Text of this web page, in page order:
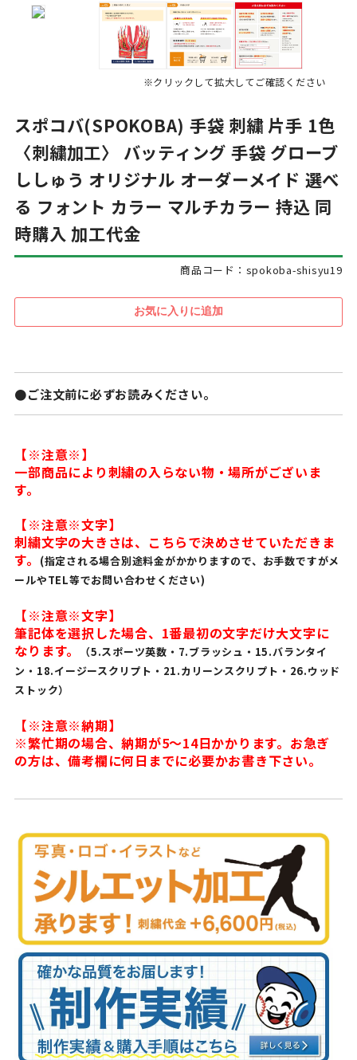
※クリックして拡大してご確認ください
スポコバ(SPOKOBA) 手袋 刺繍 片手 1色
〈刺繍加工〉 バッティング 手袋 グローブ
ししゅう オリジナル オーダーメイド 選べ
る フォント カラー マルチカラー 持込 同
時購入 加工代金
商品コード：spokoba-shisyu19
●ご注文前に必ずお読みください。
【※注意※】
一部商品により刺繍の入らない物・場所がございま
す。
【※注意※文字】
刺繍文字の大きさは、こちらで決めさせていただきま
す。
(指定される場合別途料金がかかりますので、お手数ですがメ
ールやTEL等でお問い合わせください)
【※注意※文字】
筆記体を選択した場合、1番最初の文字だけ大文字に
なります。
（5.スポーツ英数・7.ブラッシュ・15.バランタイ
ン・18.イージースクリプト・21.カリーンスクリプト・26.ウッド
ストック）
【※注意※納期】
※繁忙期の場合、納期が5〜14日かかります。お急ぎ
の方は、備考欄に何日までに必要かお書き下さい。